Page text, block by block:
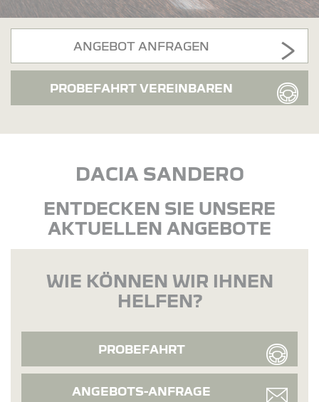
ANGEBOT ANFRAGEN
PROBEFAHRT VEREINBAREN
DACIA SANDERO
ENTDECKEN SIE UNSERE
AKTUELLEN ANGEBOTE
WIE KÖNNEN WIR IHNEN
HELFEN?
PROBEFAHRT
ANGEBOTS-ANFRAGE